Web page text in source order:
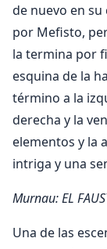
de nuevo en
por Mefisto,
la termina por
esquina de la
término a la
derecha y la
elementos y la
intriga y una
Murnau: EL
Una de las